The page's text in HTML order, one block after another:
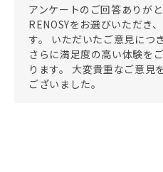
アンケートのご回答ありが
RENOSYをお選びいただき
す。 いただいたご意見につ
さらに満足度の高い体験を
ります。 大変貴重なご意見
ございました。